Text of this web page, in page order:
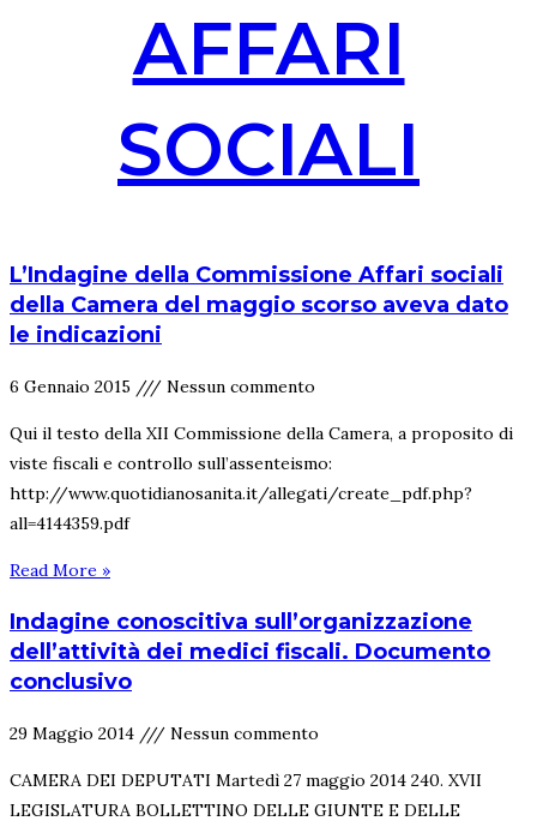
AFFARI
SOCIALI
L’Indagine della Commissione Affari sociali
della Camera del maggio scorso aveva dato
le indicazioni
6 Gennaio 2015 Nessun commento
Qui il testo della XII Commissione della Camera, a proposito di
viste fiscali e controllo sull’assenteismo:
http://www.quotidianosanita.it/allegati/create_pdf.php?
all=4144359.pdf
Read More »
Indagine conoscitiva sull’organizzazione
dell’attività dei medici fiscali. Documento
conclusivo
29 Maggio 2014 Nessun commento
CAMERA DEI DEPUTATI Martedì 27 maggio 2014 240. XVII
LEGISLATURA BOLLETTINO DELLE GIUNTE E DELLE